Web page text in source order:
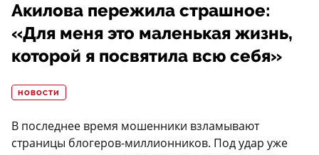
Акилова пережила страшное:
«Для меня это маленькая жизнь,
которой я посвятила всю себя»
НОВОСТИ
В последнее время мошенники взламывают
страницы блогеров-миллионников. Под удар уже